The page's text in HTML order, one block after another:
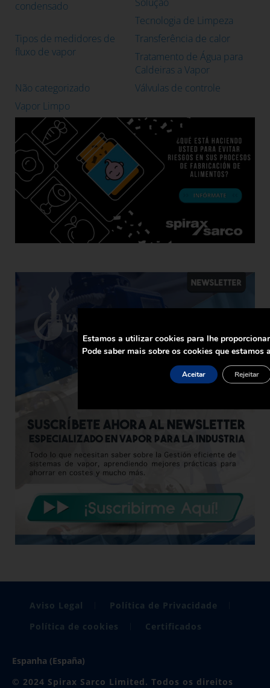
condensado
Solução
Tecnologia de Limpeza
Tipos de medidores de
fluxo de vapor
Transferência de calor
Tratamento de Água para
Caldeiras a Vapor
Não categorizado
Válvulas de controle
Vapor Limpo
Aviso Legal
Política de Privacidade
Política de cookies
Certificados
Espanha (España)
© 2024 Spirax Sarco Limited. Todos os direitos
Estamos a utilizar cookies para lhe
Pode saber mais sobre os cookies que
Aceitar Rejeitar